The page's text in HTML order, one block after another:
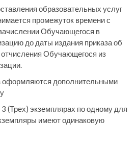
образовательных услуг
промежуток времени с
Обучающегося в
до даты издания приказа об
Обучающегося из
оформляются дополнительными
(Трех) экземплярах по одному для
имеют одинаковую